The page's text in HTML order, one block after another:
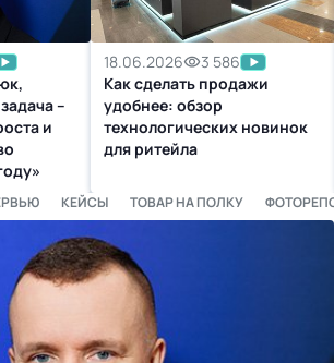
–
и
18.06.2026
3 586
Как сделать продажи
удобнее: обзор
технологических новинок
для ритейла
КЕЙСЫ ТОВАР НА ПОЛКУ